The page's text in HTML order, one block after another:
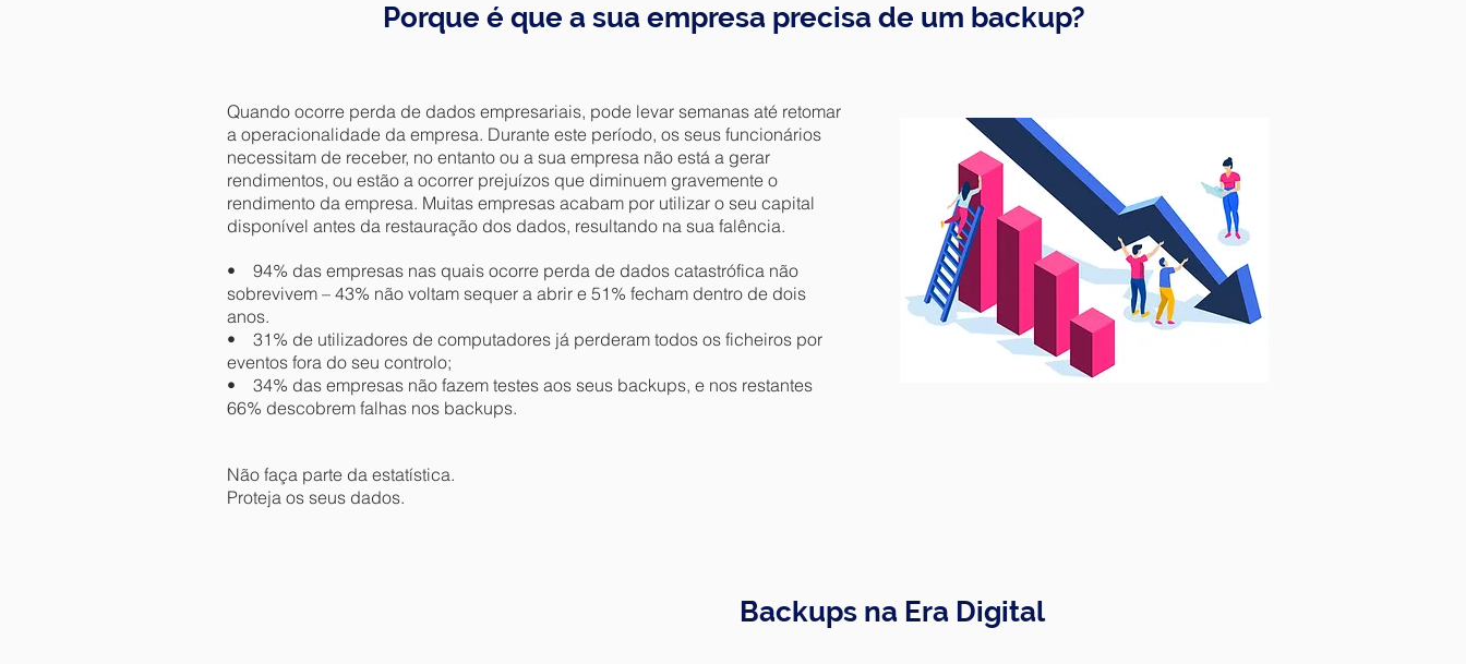
Porque é que a sua empresa precisa de um backup?
Quando ocorre perda de dados empresariais, pode levar semanas até retomar
a operacionalidade da empresa. Durante este período, os seus funcionários
necessitam de receber, no entanto ou a sua empresa não está a gerar
rendimentos, ou estão a ocorrer prejuízos que diminuem gravemente o
rendimento da empresa. Muitas empresas acabam por utilizar o seu capital
disponível antes da restauração dos dados, resultando na sua falência.
• 94% das empresas nas quais ocorre perda de dados catastrófica não
sobrevivem – 43% não voltam sequer a abrir e 51% fecham dentro de dois
anos.
• 31% de utilizadores de computadores já perderam todos os ficheiros por
eventos fora do seu controlo;
• 34% das empresas não fazem testes aos seus backups, e nos restantes
66% descobrem falhas nos backups.
Não faça parte da estatística.
Proteja os seus dados.
Backups na Era Digital